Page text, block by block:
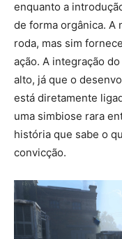
enquanto a
de forma orgânica. A
roda, mas sim
ação. A integração
alto, já que o
está diretamente
uma simbiose rara
história que sabe o
convicção.